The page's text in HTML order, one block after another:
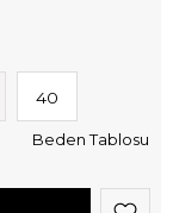
40
Beden Tablosu